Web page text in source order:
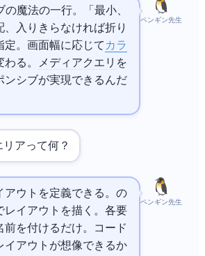
ペンギン先生
1fr))がレスポンシブの魔法の一行。「最小300px、
、入りきらなければ折り
定。画面幅に応じて カラ
る。 メディアクエリ を
ンシブが実現できるんだ
アって何？
ペンギン先生
できる。"header header header" "sidebar main main" "footer footer footer"の
レイアウトを描く。各要
ように名前を付けるだけ。コード
イアウトが想像できるか